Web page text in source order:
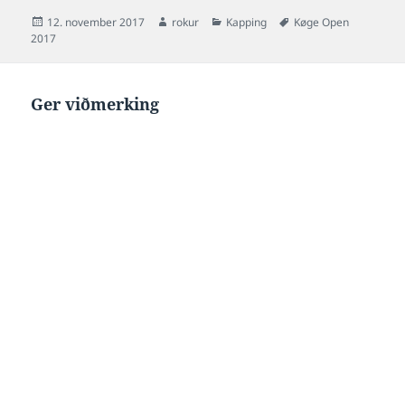
Posted
on
12. november 2017 Author
rokur Categories
Kapping Tags
Køge Open
2017
Ger viðmerking